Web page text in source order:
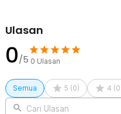
Rincian yang Anda dapatkan
1 x HOXHECIN Kursi
H42
Ulasan
0/5 0 Ulasan
Semua 5 (0) 4 (0
Cari Ulasan